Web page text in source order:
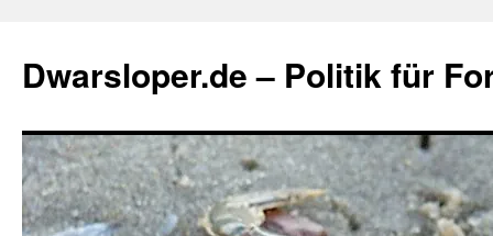
springen
Dwarsloper.de – Politik für